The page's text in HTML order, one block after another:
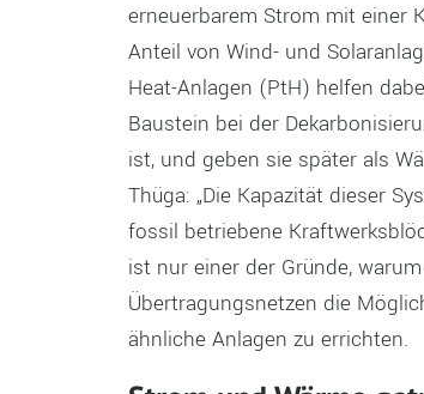
erneuerbarem Strom mit einer
Anteil von Wind- und
Heat-Anlagen (PtH) helfen
Baustein bei der
ist, und geben sie später als
Thüga: „Die Kapazität dieser
fossil betriebene
ist nur einer der Gründe,
Übertragungsnetzen die
ähnliche Anlagen zu errichten.